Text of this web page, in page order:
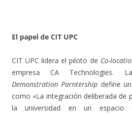
El papel de CIT UPC
CIT UPC lidera el piloto de Co-
empresa CA Technologies.
Demonstration Parntership define
como «La integración deliberada de
la universidad en un espacio